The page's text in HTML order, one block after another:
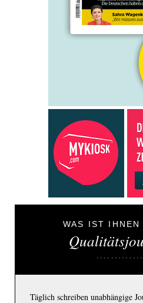
WAS IST IHNEN
Täglich schreiben unabhängige